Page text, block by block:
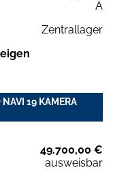
A
Zentrallager
19 KAMERA
49.700,00 €
ausweisbar